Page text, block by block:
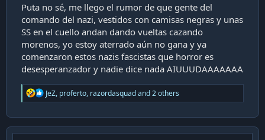
Puta no sé, me llego el rumor de que gente del
comando del nazi, vestidos con camisas negras y unas
SS en el cuello andan dando vueltas cazando
morenos, yo estoy aterrado aún no gana y ya
comenzaron estos nazis fascistas que horror es
desesperanzador y nadie dice nada AIUUUDAAAAAAA
R
e
c
t
JeZ, proferto, razordasquadand 2 others